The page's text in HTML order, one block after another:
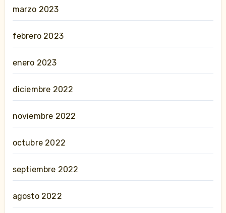
marzo 2023
febrero 2023
enero 2023
diciembre 2022
noviembre 2022
octubre 2022
septiembre 2022
agosto 2022